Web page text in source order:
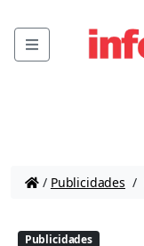
Menu
/ Publicidades /
Publicidades